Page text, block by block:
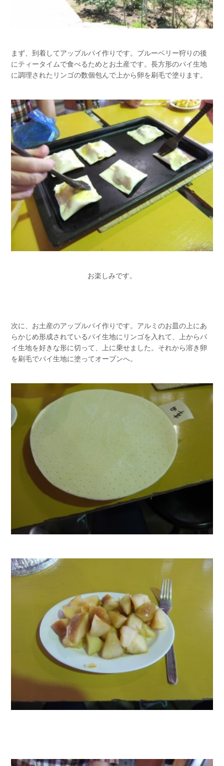
まず、到着してアップルパイ作りです。ブルーベリー狩りの後
にティータイムで食べるためとお土産です。長方形のパイ生地
に調理されたリンゴの数個包んで上から卵を刷毛で塗ります。
お楽しみです。
次に、お土産のアップルパイ作りです。アルミのお皿の上にあ
らかじめ形成されているパイ生地にリンゴを入れて、上からパ
イ生地を好きな形に切って、上に乗せました。それから溶き卵
を刷毛でパイ生地に塗ってオーブンへ。